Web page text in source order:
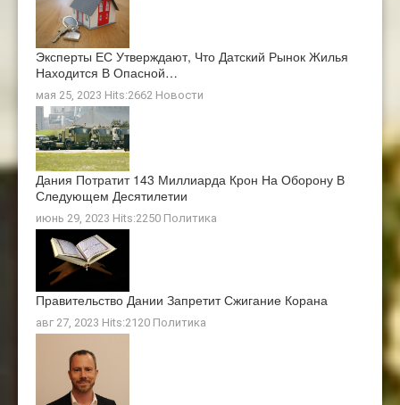
Эксперты ЕС Утверждают, Что Датский Рынок Жилья
Находится В Опасной…
мая 25, 2023 Hits:2662 Новости
Дания Потратит 143 Миллиарда Крон На Оборону В
Следующем Десятилетии
июнь 29, 2023 Hits:2250 Политика
Правительство Дании Запретит Сжигание Корана
авг 27, 2023 Hits:2120 Политика